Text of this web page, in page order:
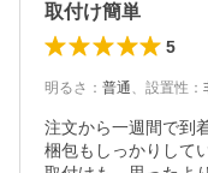
取付け簡単
5
明るさ ： 普通、 設置性 ：
注文から一週間で到
梱包もしっかりして